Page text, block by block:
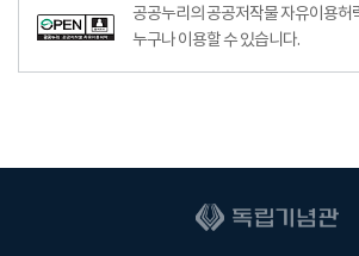
공공누리공공저작물자유이용허락–출처표시이미지
공공누리의 공공저작물 자유이용허
누구나 이용할 수 있습니다.